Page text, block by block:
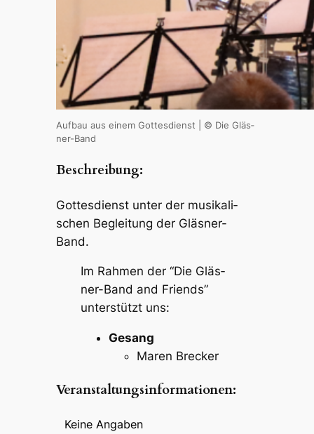
Aufbau aus einem Gottes­dienst | © Die Gläs­
ner-Band
Beschrei­bung:
Gottes­dienst unter der musi­ka­li­
schen Beglei­tung der Gläs­ner-
Band.
Im Rahmen der “Die Gläs­
ner-Band and Friends”
unter­stützt uns:
Gesang
Maren Brecker
Veran­stal­tungs­in­for­ma­tio­nen:
Keine Anga­ben